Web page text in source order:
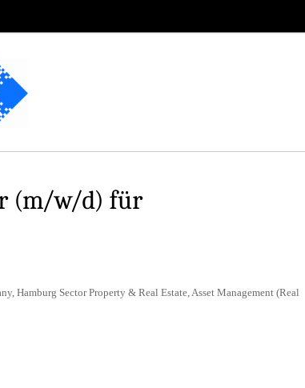
(m/w/d) für
Hamburg Sector Property & Real Estate, Asset Management (Real